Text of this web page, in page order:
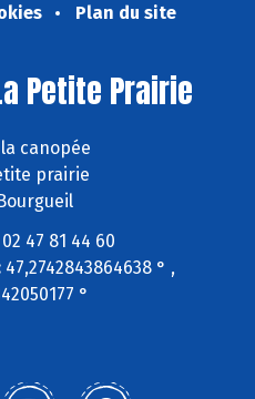
Plan du site
Petite Prairie
canopée
prairie
47 81 44 60
47,2742843864638 ° ,
°